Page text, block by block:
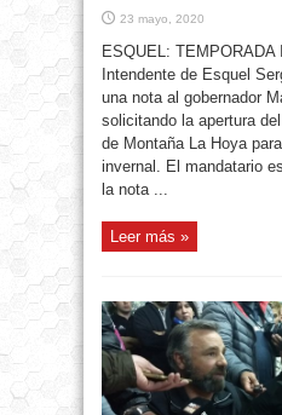
23 mayo, 2020
ESQUEL: TEMPORADA
Intendente de Esquel
una nota al gobernador
solicitando la apertura
de Montaña La Hoya
invernal. El mandatario
la nota ...
Leer más »